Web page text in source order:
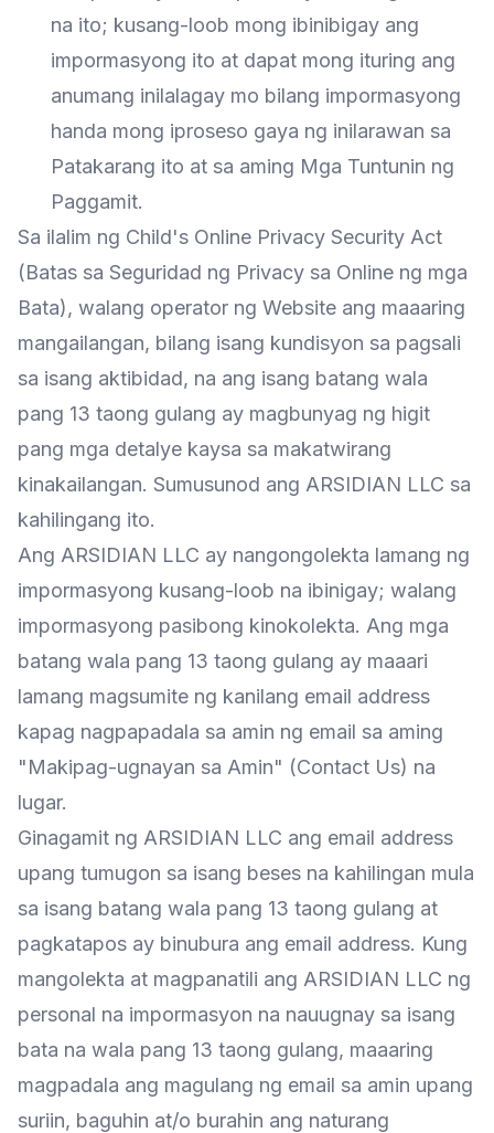
na ito; kusang-loob mong ibinibigay ang
impormasyong ito at dapat mong ituring ang
anumang inilalagay mo bilang impormasyong
handa mong iproseso gaya ng inilarawan sa
Patakarang ito at sa aming Mga Tuntunin ng
Paggamit.
Sa ilalim ng Child's Online Privacy Security Act
(Batas sa Seguridad ng Privacy sa Online ng mga
Bata), walang operator ng Website ang maaaring
mangailangan, bilang isang kundisyon sa pagsali
sa isang aktibidad, na ang isang batang wala
pang 13 taong gulang ay magbunyag ng higit
pang mga detalye kaysa sa makatwirang
kinakailangan. Sumusunod ang ARSIDIAN LLC sa
kahilingang ito.
Ang ARSIDIAN LLC ay nangongolekta lamang ng
impormasyong kusang-loob na ibinigay; walang
impormasyong pasibong kinokolekta. Ang mga
batang wala pang 13 taong gulang ay maaari
lamang magsumite ng kanilang email address
kapag nagpapadala sa amin ng email sa aming
"Makipag-ugnayan sa Amin" (Contact Us) na
lugar.
Ginagamit ng ARSIDIAN LLC ang email address
upang tumugon sa isang beses na kahilingan mula
sa isang batang wala pang 13 taong gulang at
pagkatapos ay binubura ang email address. Kung
mangolekta at magpanatili ang ARSIDIAN LLC ng
personal na impormasyon na nauugnay sa isang
bata na wala pang 13 taong gulang, maaaring
magpadala ang magulang ng email sa amin upang
suriin, baguhin at/o burahin ang naturang